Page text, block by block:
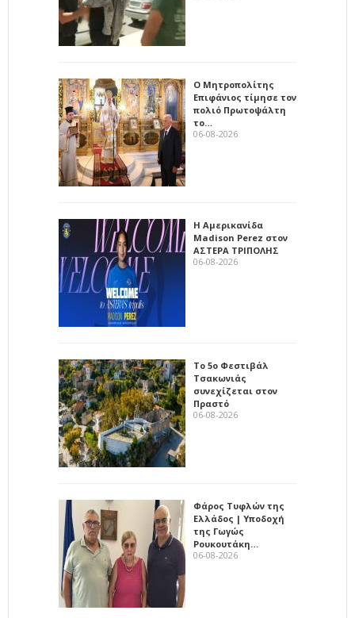
Ο Μητροπολίτης
Επιφάνιος τίμησε τον
πολιό Πρωτοψάλτη
το…
06-08-2026
Η Αμερικανίδα
Madison Perez στον
ΑΣΤΕΡΑ ΤΡΙΠΟΛΗΣ
06-08-2026
Το 5ο Φεστιβάλ
Τσακωνιάς
συνεχίζεται στον
Πραστό
06-08-2026
Φάρος Τυφλών της
Ελλάδος | Υποδοχή
της Γωγώς
Ρουκουτάκη…
06-08-2026